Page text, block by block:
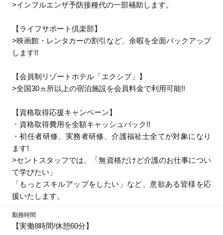
>インフルエンザ予防接種代の一部補助します。
【ライフサポート倶楽部】
>映画館・レンタカーの割引など、余暇を全面バックアップ
します!!
【会員制リゾートホテル「エクシブ」】
>全国30ヵ所以上の宿泊施設を会員料金で利用可能!!
【資格取得応援キャンペーン】
・資格取得費用を全額キャッシュバック!!
・初任者研修、実務者研修、介護福祉士全てが対象になり
ます!
>セントスタッフでは、「無資格だけど介護のお仕事につい
て学びたい」
「もっとスキルアップをしたい」など、意欲ある皆様を応
援いたします。
勤務時間
【実働8時間/休憩60分】